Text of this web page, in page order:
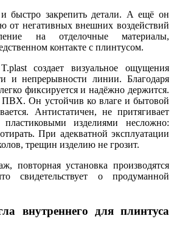
быстро закрепить детали. А ещё он
от негативных внешних воздействий
на отделочные материалы,
контакте с плинтусом.
создает визуальное ощущения
и непрерывности линии. Благодаря
фиксируется и надёжно держится.
ПВХ. Он устойчив ко влаге и бытовой
Антистатичен, не притягивает
изделиями несложно:
При адекватной эксплуатации
трещин изделию не грозит.
повторная установка производятся
свидетельствует о продуманной
внутреннего для плинтуса